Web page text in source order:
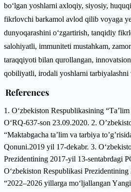
bo‘lgan yoshlarni axloqiy, siyosiy,
fikrlovchi barkamol avlod qilib voyaga
dunyoqarashini o‘zgartirish, tanqidiy
salohiyatli, immuniteti mustahkam,
taraqqiyoti bilan qurollangan,
qobiliyatli, irodali yoshlarni tarbiyalashni
References
1. О‘zbekistоn Respublikаsining
О‘RQ-637-sоn 23.09.2020. 2.
“Maktabgacha ta’lim va tarbiya
Qonuni.2019 yil 17-dekabr. 3.
Prezidentining 2017-yil 13-sentаbrdаgi
О‘zbekistоn Respublikаsi
“2022–2026 yillаrgа mо‘ljаllаngаn